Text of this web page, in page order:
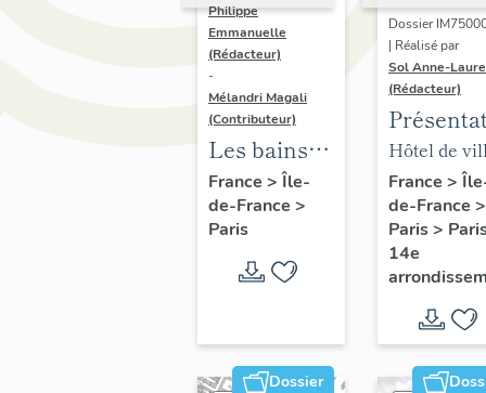
Philippe
Emmanuelle
(Rédacteur)
-
Mélandri Magali
(Contributeur)
Les bains
douches
municipaux
de la ville
de Paris
France > Île-
de-France >
Paris
Dossier
| Réalisé par
Sol Anne-Laure
(Rédacteur)
du
de la
annexe
Hôtel de
annexe
France >
de-France >
Paris>
14e
Dossier